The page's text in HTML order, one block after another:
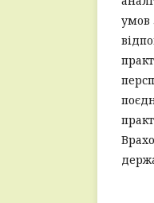
умов